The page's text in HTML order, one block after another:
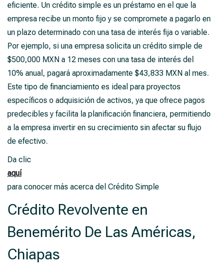
eficiente. Un crédito simple es un préstamo en el que la
empresa recibe un monto fijo y se compromete a pagarlo en
un plazo determinado con una tasa de interés fija o variable.
Por ejemplo, si una empresa solicita un crédito simple de
$500,000 MXN a 12 meses con una tasa de interés del
10% anual, pagará aproximadamente $43,833 MXN al mes.
Este tipo de financiamiento es ideal para proyectos
específicos o adquisición de activos, ya que ofrece pagos
predecibles y facilita la planificación financiera, permitiendo
a la empresa invertir en su crecimiento sin afectar su flujo
de efectivo.
Da clic
aquí
para conocer más acerca del Crédito Simple
Crédito Revolvente en
Benemérito De Las Américas,
Chiapas